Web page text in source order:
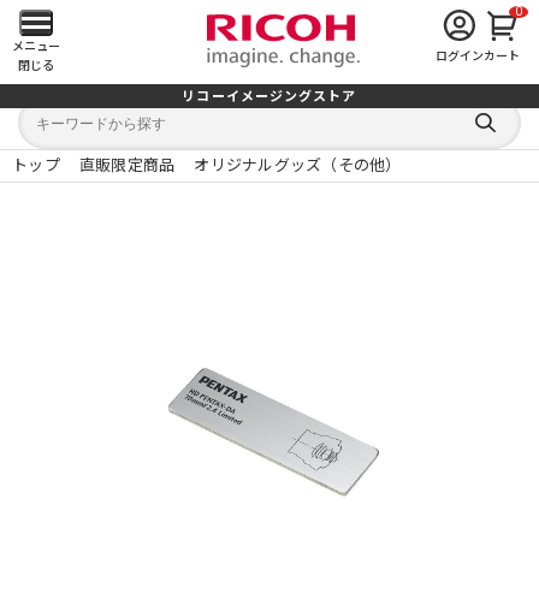
メ
イ
ン
メ
メニュー
閉じる
ログイン
0
カート
リコーイメージングストア
キ
ワ
ー
キ
検
索
る
トップ 直販限定商品 オリジナルグッズ（その他）